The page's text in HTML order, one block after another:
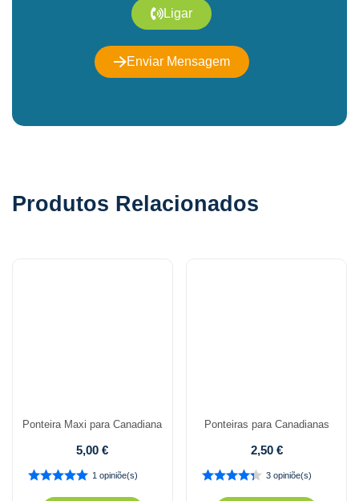
Ligar
Enviar Mensagem
Produtos Relacionados
Ponteira Maxi para Canadiana
5,00€
1 opiniõe(s)
Ponteiras para Canadianas
2,50 €
3 opiniõe(s)